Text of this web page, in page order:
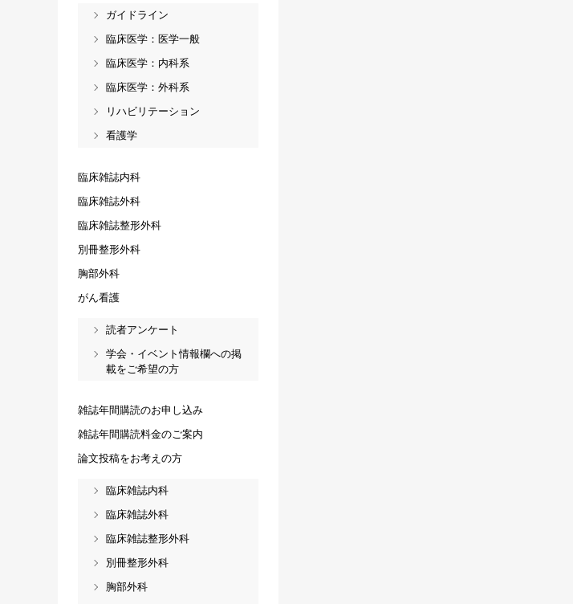
ガイドライン
臨床医学：医学一般
臨床医学：内科系
臨床医学：外科系
リハビリテーション
看護学
臨床雑誌内科
臨床雑誌外科
臨床雑誌整形外科
別冊整形外科
胸部外科
がん看護
読者アンケート
学会・イベント情報欄への掲
載をご希望の方
雑誌年間購読のお申し込み
雑誌年間購読料金のご案内
論文投稿をお考えの方
臨床雑誌内科
臨床雑誌外科
臨床雑誌整形外科
別冊整形外科
胸部外科